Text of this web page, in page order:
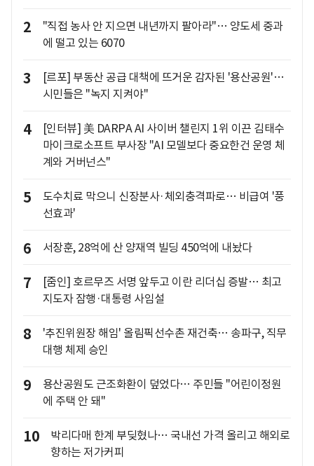
2
"직접 농사 안 지으면 내년까지 팔아라"… 양도세 중과
에 떨고 있는 6070
3
[르포] 부동산 공급 대책에 뜨거운 감자된 '용산공원'…
시민들은 "녹지 지켜야"
4
[인터뷰] 美 DARPA AI 사이버 챌린지 1위 이끈 김태수
마이크로소프트 부사장 "AI 모델보다 중요한건 운영 체
계와 거버넌스"
5
도수치료 막으니 신장분사·체외충격파로… 비급여 '풍
선효과'
6 서장훈, 28억에 산 양재역 빌딩 450억에 내놨다
7
[줌인] 호르무즈 서명 앞두고 이란 리더십 증발… 최고
지도자 잠행·대통령 사임설
8
'추진위원장 해임' 올림픽선수촌 재건축… 송파구, 직무
대행 체제 승인
9
용산공원도 근조화환이 덮었다… 주민들 "어린이정원
에 주택 안 돼"
10
박리다매 한계 부딪혔나… 국내선 가격 올리고 해외로
향하는 저가커피